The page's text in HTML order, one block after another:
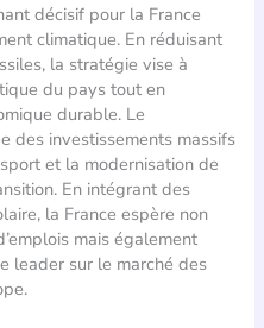
décisif pour la France
climatique. En réduisant
la stratégie vise à
du pays tout en
durable. Le
des investissements massifs
et la modernisation de
En intégrant des
la France espère non
mais également
leader sur le marché des